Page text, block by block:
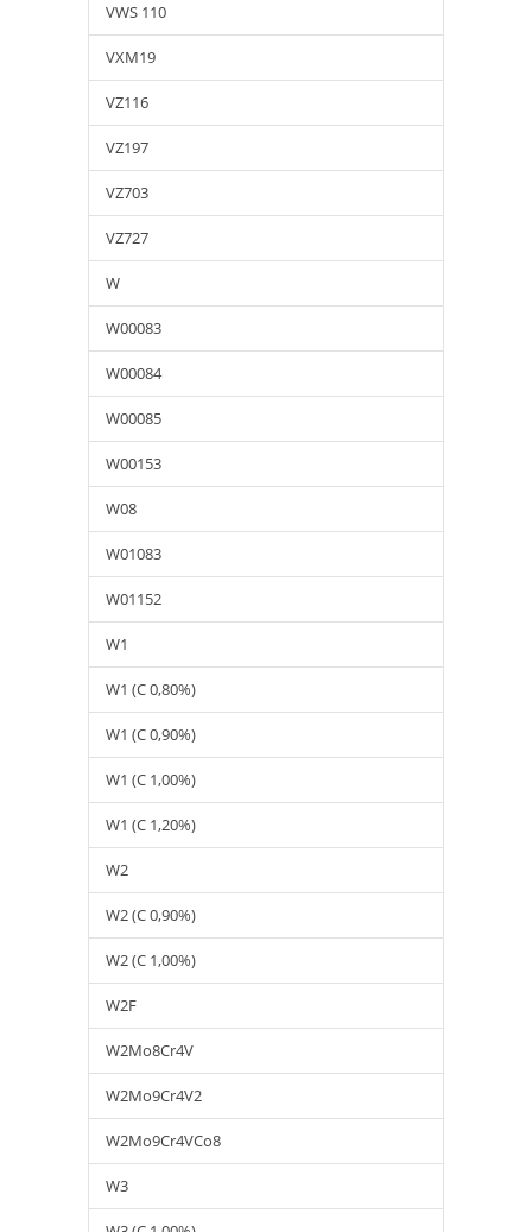
VWS 110
VXM19
VZ116
VZ197
VZ703
VZ727
W
W00083
W00084
W00085
W00153
W08
W01083
W01152
W1
W1 (C 0,80%)
W1 (C 0,90%)
W1 (C 1,00%)
W1 (C 1,20%)
W2
W2 (C 0,90%)
W2 (C 1,00%)
W2F
W2Mo8Cr4V
W2Mo9Cr4V2
W2Mo9Cr4VCo8
W3